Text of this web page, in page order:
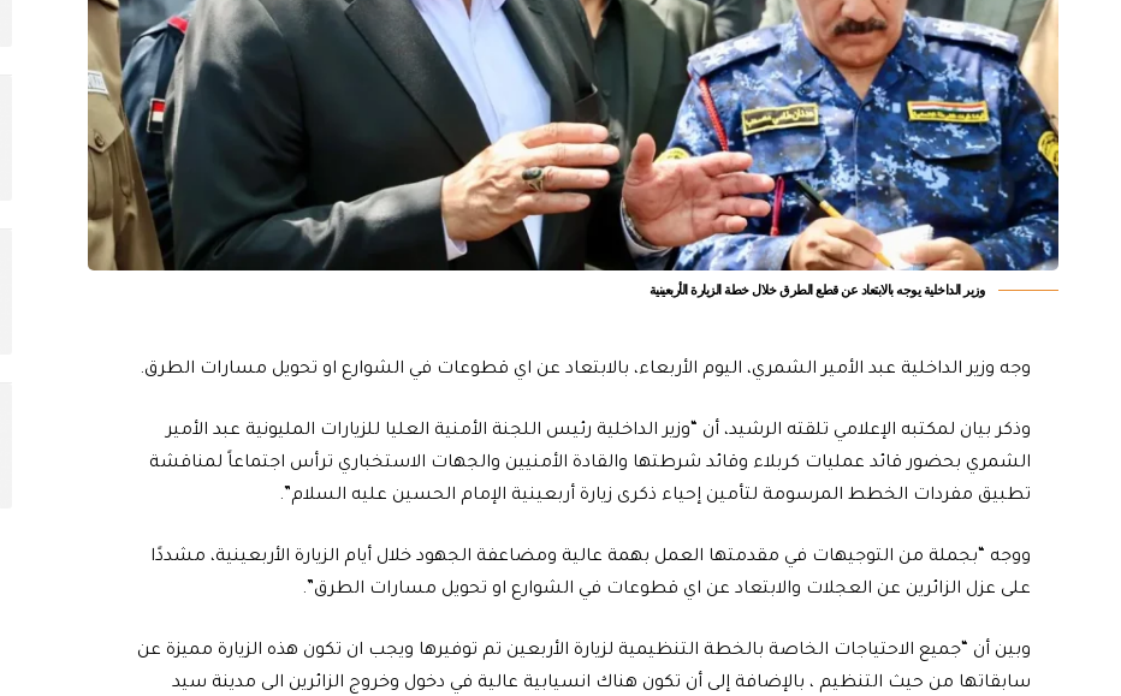
‏وزير الداخلية يوجه بالابتعاد عن قطع الطرق خلال خطة الزيارة الأربعينية‬
وجه وزير الداخلية عبد الأمير الشمري، اليوم الأربعاء، بالابتعاد عن اي قطوعات في الشوارع او تحويل مسارات الطرق.
وذكر بيان لمكتبه الإعلامي تلقته الرشيد، أن “وزير الداخلية رئيس اللجنة الأمنية العليا للزيارات المليونية عبد الأمير
الشمري بحضور قائد عمليات كربلاء وقائد شرطتها والقادة الأمنيين والجهات الاستخباري ترأس اجتماعاً لمناقشة
تطبيق مفردات الخطط المرسومة لتأمين إحياء ذكرى زيارة أربعينية الإمام الحسين عليه السلام”.
ووجه “بجملة من التوجيهات في مقدمتها العمل بهمة عالية ومضاعفة الجهود خلال أيام الزيارة الأربعينية، مشددًا
على عزل الزائرين عن العجلات والابتعاد عن اي قطوعات في الشوارع او تحويل مسارات الطرق”.
وبين أن “جميع الاحتياجات الخاصة بالخطة التنظيمية لزيارة الأربعين تم توفيرها ويجب ان تكون هذه الزيارة مميزة عن
سابقاتها من حيث التنظيم ، بالإضافة إلى أن تكون هناك انسيابية عالية في دخول وخروج الزائرين الى مدينة سيد